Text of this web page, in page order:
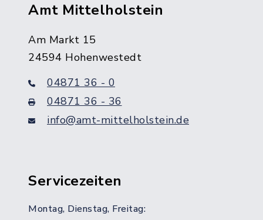
Amt Mittelholstein
Am Markt 15
24594 Hohenwestedt
04871 36 - 0
04871 36 - 36
info@amt-mittelholstein.de
Servicezeiten
Montag, Dienstag, Freitag: